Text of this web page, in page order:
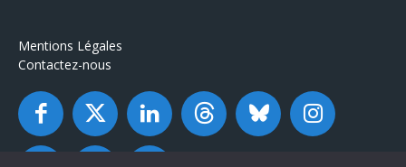
Mentions Légales
Contactez-nous